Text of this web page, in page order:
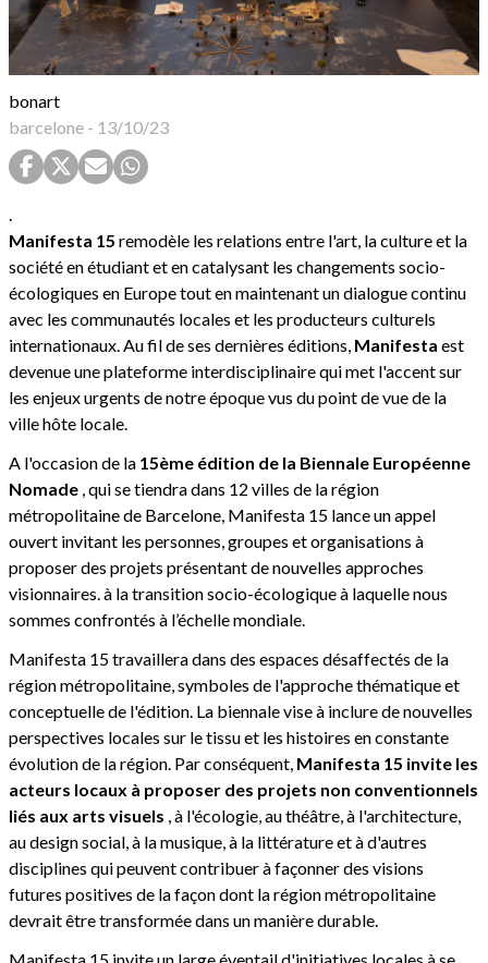
bonart
barcelone - 13/10/23
.
Manifesta 15 remodèle les relations entre l'art, la culture et la
société en étudiant et en catalysant les changements socio-
écologiques en Europe tout en maintenant un dialogue continu
avec les communautés locales et les producteurs culturels
internationaux. Au fil de ses dernières éditions, Manifesta est
devenue une plateforme interdisciplinaire qui met l'accent sur
les enjeux urgents de notre époque vus du point de vue de la
ville hôte locale.
A l'occasion de la 15ème édition de la Biennale Européenne
Nomade , qui se tiendra dans 12 villes de la région
métropolitaine de Barcelone, Manifesta 15 lance un appel
ouvert invitant les personnes, groupes et organisations à
proposer des projets présentant de nouvelles approches
visionnaires. à la transition socio-écologique à laquelle nous
sommes confrontés à l’échelle mondiale.
Manifesta 15 travaillera dans des espaces désaffectés de la
région métropolitaine, symboles de l'approche thématique et
conceptuelle de l'édition. La biennale vise à inclure de nouvelles
perspectives locales sur le tissu et les histoires en constante
évolution de la région. Par conséquent, Manifesta 15 invite les
acteurs locaux à proposer des projets non conventionnels
liés aux arts visuels , à l'écologie, au théâtre, à l'architecture,
au design social, à la musique, à la littérature et à d'autres
disciplines qui peuvent contribuer à façonner des visions
futures positives de la façon dont la région métropolitaine
devrait être transformée dans un manière durable.